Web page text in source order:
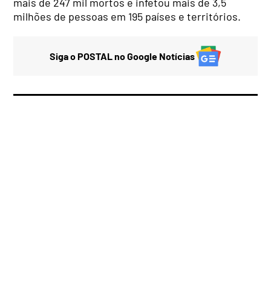
milhões de pessoas em 195 países e territórios.
Siga o POSTAL no Google Notícias